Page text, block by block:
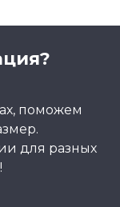
поможем
для разных